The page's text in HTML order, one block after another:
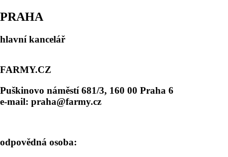
PRAHA
hlavní kancelář
FARMY.CZ
Puškinovo náměstí 681/3, 160 00 Praha 6
e-mail: praha@farmy.cz
odpovědná osoba: